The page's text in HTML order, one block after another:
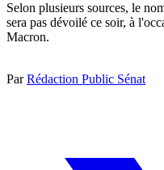
Selon plusieurs sources, le
sera pas dévoilé ce soir, à
Macron.
ParRédaction Public Sénat